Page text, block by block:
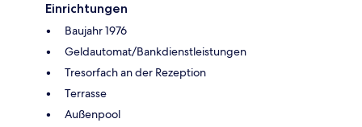
Einrichtungen
Baujahr 1976
Geldautomat/Bankdienstleistungen
Tresorfach an der Rezeption
Terrasse
Außenpool